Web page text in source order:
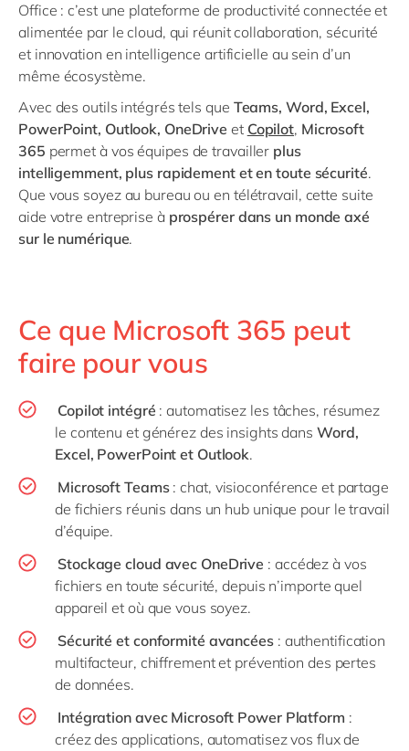
Office : c’est une plateforme de productivité connectée et
alimentée par le cloud, qui réunit collaboration, sécurité
et innovation en intelligence artificielle au sein d’un
même écosystème.
Avec des outils intégrés tels que Teams, Word, Excel,
PowerPoint, Outlook, OneDrive et Copilot, Microsoft
365 permet à vos équipes de travailler plus
intelligemment, plus rapidement et en toute sécurité.
Que vous soyez au bureau ou en télétravail, cette suite
aide votre entreprise à prospérer dans un monde axé
sur le numérique.
Ce que Microsoft 365 peut
faire pour vous
Copilot intégré : automatisez les tâches, résumez
le contenu et générez des insights dans Word,
Excel, PowerPoint et Outlook.
Microsoft Teams: chat, visioconférence et partage
de fichiers réunis dans un hub unique pour le travail
d’équipe.
Stockage cloud avec OneDrive : accédez à vos
fichiers en toute sécurité, depuis n’importe quel
appareil et où que vous soyez.
Sécurité et conformité avancées: authentification
multifacteur, chiffrement et prévention des pertes
de données.
Intégration avec Microsoft Power Platform :
créez des applications, automatisez vos flux de